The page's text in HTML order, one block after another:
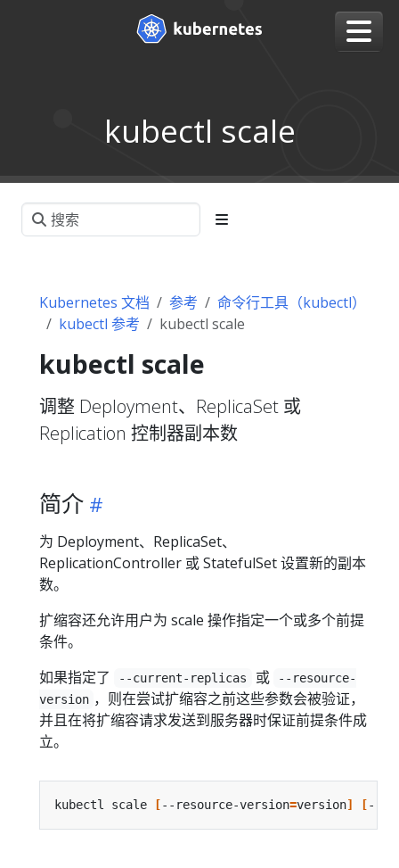
kubectl scale
Kubernetes 文档 参考
命令行工具（kubectl）
kubectl 参考
kubectl scale
kubectl scale
调整 Deployment、ReplicaSet 或
Replication 控制器副本数
简介
为 Deployment、ReplicaSet、
ReplicationController 或 StatefulSet 设置新的副本
数。
扩缩容还允许用户为 scale 操作指定一个或多个前提
条件。
如果指定了
--current-replicas 或
--resource-
version ，则在尝试扩缩容之前这些参数会被验证，
并且在将扩缩容请求发送到服务器时保证前提条件成
立。
kubectl scale [--resource-version=version] [--